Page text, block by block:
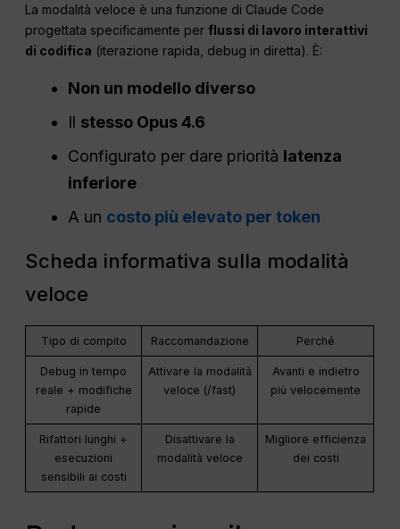
La modalità veloce è una funzione di Claude Code
progettata specificamente perflussi di lavoro interattivi
di codifica (iterazione rapida, debug in diretta). È:
Non un modello diverso
Il stesso Opus4.6
Configurato per dare priorità latenza
inferiore
A un costo più elevato per token
Scheda informativa sulla modalità
veloce
Tipo di compito Raccomandazione Perché
Debug in tempo
reale + modifiche
rapide
Attivare la modalità
veloce (/fast)
Avanti e indietro
più velocemente
Rifattori lunghi +
esecuzioni
sensibili ai costi
Disattivare la
modalità veloce
Migliore efficienza
dei costi